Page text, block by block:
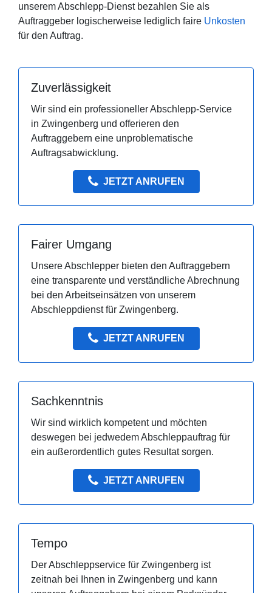
unserem Abschlepp-Dienst bezahlen Sie als
Auftraggeber logischerweise lediglich faire Unkosten
für den Auftrag.
Zuverlässigkeit
Wir sind ein professioneller Abschlepp-Service
in Zwingenberg und offerieren den
Auftraggebern eine unproblematische
Auftragsabwicklung.
JETZT ANRUFEN
Fairer Umgang
Unsere Abschlepper bieten den Auftraggebern
eine transparente und verständliche Abrechnung
bei den Arbeitseinsätzen von unserem
Abschleppdienst für Zwingenberg.
JETZT ANRUFEN
Sachkenntnis
Wir sind wirklich kompetent und möchten
deswegen bei jedwedem Abschleppauftrag für
ein außerordentlich gutes Resultat sorgen.
JETZT ANRUFEN
Tempo
Der Abschleppservice für Zwingenberg ist
zeitnah bei Ihnen in Zwingenberg und kann